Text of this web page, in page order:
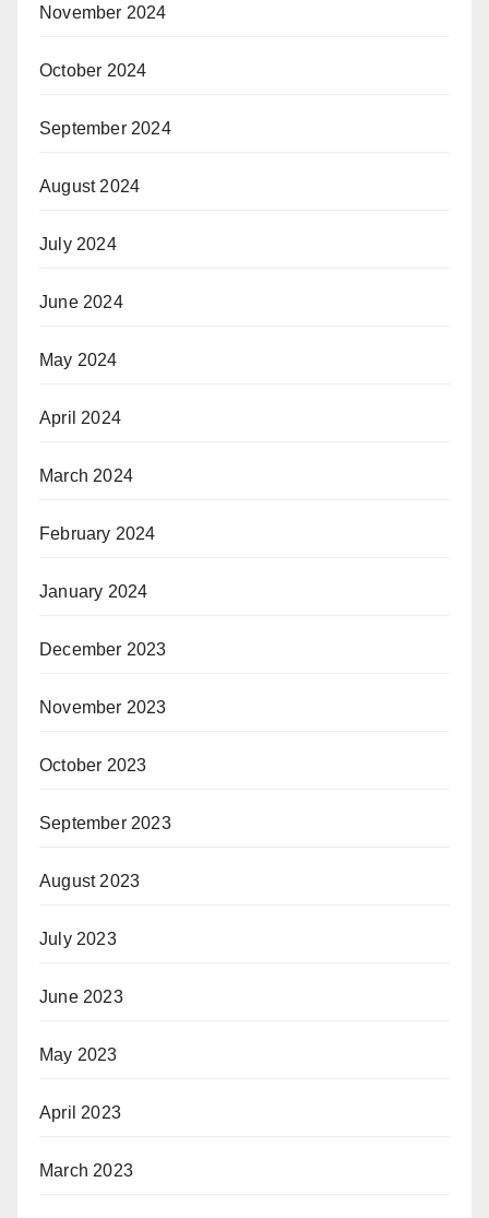
November 2024
October 2024
September 2024
August 2024
July 2024
June 2024
May 2024
April 2024
March 2024
February 2024
January 2024
December 2023
November 2023
October 2023
September 2023
August 2023
July 2023
June 2023
May 2023
April 2023
March 2023